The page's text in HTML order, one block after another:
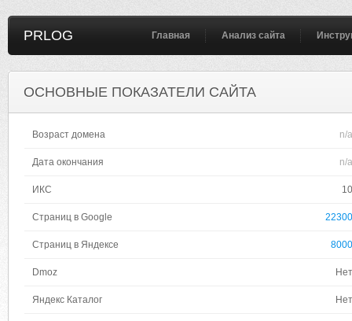
PRLOG Главная Анализ сайта
ОСНОВНЫЕ ПОКАЗАТЕЛИ САЙТА
Возраст домена n/a
Дата окончания n/a
ИКС 10
Страниц в Google 22300
Страниц в Яндексе 8000
Dmoz Нет
Яндекс Каталог Нет